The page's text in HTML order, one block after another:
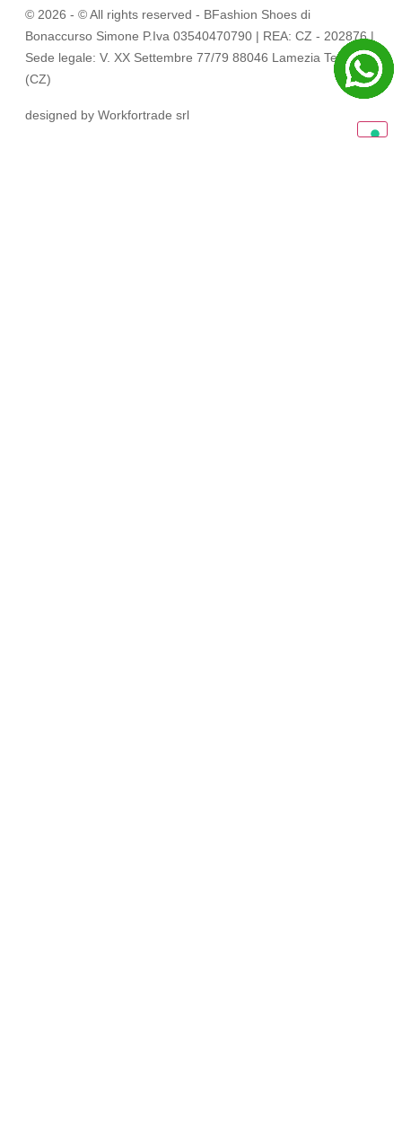
© 2026 - © All rights reserved - BFashion Shoes di
Bonaccurso Simone P.Iva 03540470790 | REA: CZ - 202876 |
Sede legale: V. XX Settembre 77/79 88046 Lamezia Terme
(CZ)
designed by Workfortrade srl